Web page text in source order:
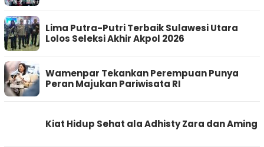
Lima Putra-Putri Terbaik Sulawesi Utara
Lolos Seleksi Akhir Akpol 2026
Wamenpar Tekankan Perempuan Punya
Peran Majukan Pariwisata RI
Kiat Hidup Sehat ala Adhisty Zara dan Aming